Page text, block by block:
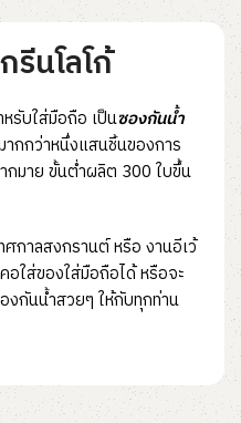
นโลโก้
รับใส่มือถือ เป็นซองกันน้ำ
ากกว่าหนึ่งแสนชิ้นของการ
มาย ขั้นต่ำผลิต 300 ใบขึ้น
กาลสงกรานต์ หรือ งานอีเว้
ใส่ของใส่มือถือได้ หรือจะ
งกันน้ำสวยๆ ให้กับทุกท่าน